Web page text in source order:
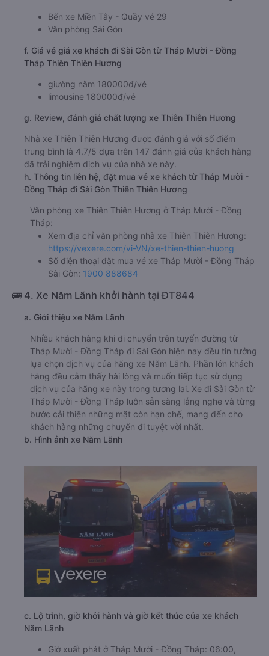
Bến xe Miền Tây - Quầy vé 29
Văn phòng Sài Gòn
f. Giá vé giá xe khách đi Sài Gòn từ Tháp Mười - Đồng
Tháp Thiên Thiên Hương
giường nằm 180000đ/vé
limousine 180000đ/vé
g. Review, đánh giá chất lượng xe Thiên Thiên Hương
Nhà xe Thiên Thiên Hương được đánh giá với số điểm
trung bình là 4.7/5 dựa trên 147 đánh giá của khách hàng
đã trải nghiệm dịch vụ của nhà xe này.
h. Thông tin liên hệ, đặt mua vé xe khách từ Tháp Mười -
Đồng Tháp đi Sài Gòn Thiên Thiên Hương
Văn phòng xe Thiên Thiên Hương ở Tháp Mười - Đồng
Tháp:
Xem địa chỉ văn phòng nhà xe Thiên Thiên Hương:
https://vexere.com/vi-VN/xe-thien-thien-huong
Số điện thoại đặt mua vé xe Tháp Mười - Đồng Tháp
Sài Gòn: 1900 888684
🚌 4. Xe Năm Lãnh khởi hành tại ĐT844
a. Giới thiệu xe Năm Lãnh
Nhiều khách hàng khi di chuyển trên tuyến đường từ
Tháp Mười - Đồng Tháp đi Sài Gòn hiện nay đều tin tưởng
lựa chọn dịch vụ của hãng xe Năm Lãnh. Phần lớn khách
hàng đều cảm thấy hài lòng và muốn tiếp tục sử dụng
dịch vụ của hãng xe này trong tương lai. Xe đi Sài Gòn từ
Tháp Mười - Đồng Tháp luôn sẵn sàng lắng nghe và từng
bước cải thiện những mặt còn hạn chế, mang đến cho
khách hàng những chuyến đi tuyệt vời nhất.
b. Hình ảnh xe Năm Lãnh
c. Lộ trình, giờ khởi hành và giờ kết thúc của xe khách
Năm Lãnh
Giờ xuất phát ở Tháp Mười - Đồng Tháp: 06:00,